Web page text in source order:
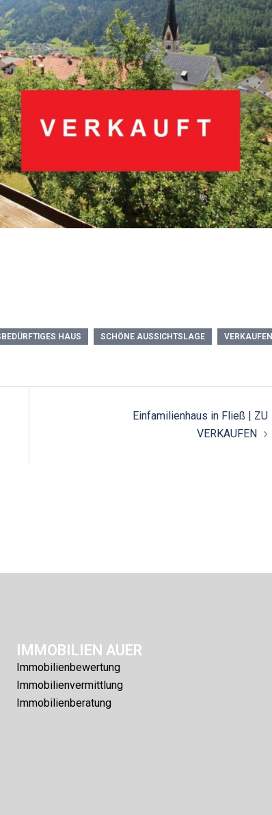
HAUS SCHÖNE AUSSICHTSLAGE VERKAUFEN
Einfamilienhaus in Fließ | ZU
VERKAUFEN
IMMOBILIEN AUER
Immobilienbewertung
Immobilienvermittlung
Immobilienberatung